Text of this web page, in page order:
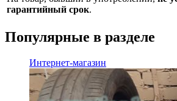
гарантийный срок.
Популярные в разделе
Интернет-магазин